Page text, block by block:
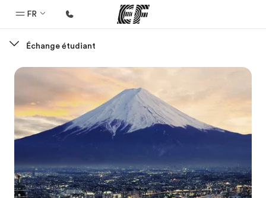
FR
Bienvenue chez EF
Programmes
Nos offres
Bureaux
A propos de nous
Échange étudiant